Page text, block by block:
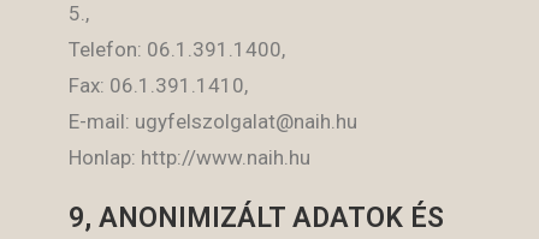
5.,
Telefon: 06.1.391.1400,
Fax: 06.1.391.1410,
E-mail: ugyfelszolgalat@naih.hu
Honlap: http://www.naih.hu
9, ANONIMIZÁLT ADATOK ÉS